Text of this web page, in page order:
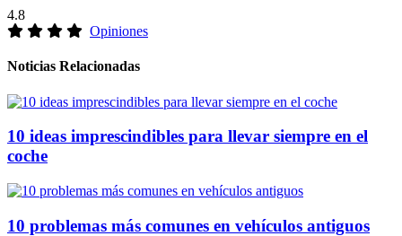
4.8
Opiniones
Noticias Relacionadas
10 ideas imprescindibles para llevar siempre en el
coche
10 problemas más comunes en vehículos antiguos